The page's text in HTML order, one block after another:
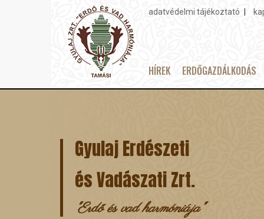
Topmenu
adatvédelmi tájékoztató
Main
HÍREK ERDŐGAZDÁLKODÁS
Gyulaj Erdészeti
és Vadászati Zrt.
"Erdő és vad harmóniája"